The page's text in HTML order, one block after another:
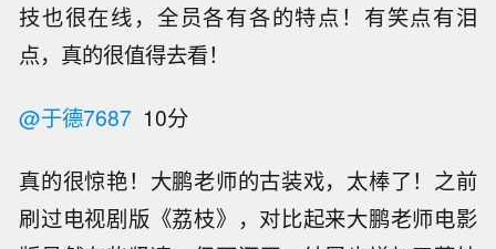
技也很在线，全员各有各的特点！有笑点有泪
点，真的很值得去看！
@于德7687 10分
真的很惊艳！大鹏老师的古装戏，太棒了！之前
刷过电视剧版《荔枝》，对比起来大鹏老师电影